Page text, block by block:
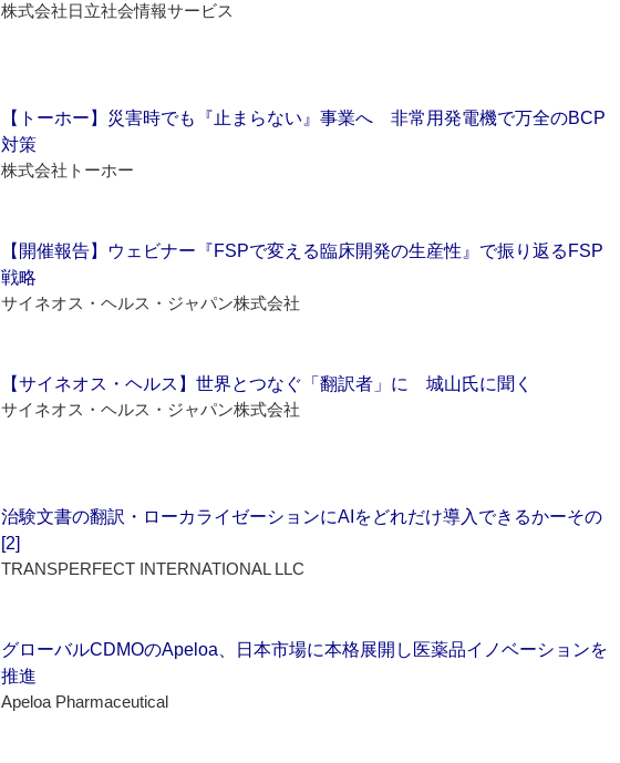
株式会社日立社会情報サービス
【トーホー】災害時でも『止まらない』事業へ 非常用発電機で万全のBCP
対策
株式会社トーホー
【開催報告】ウェビナー『FSPで変える臨床開発の生産性』で振り返るFSP
戦略
サイネオス・ヘルス・ジャパン株式会社
【サイネオス・ヘルス】世界とつなぐ「翻訳者」に 城山氏に聞く
サイネオス・ヘルス・ジャパン株式会社
治験文書の翻訳・ローカライゼーションにAIをどれだけ導入できるかーその
[2]
TRANSPERFECT INTERNATIONAL LLC
グローバルCDMOのApeloa、日本市場に本格展開し医薬品イノベーションを
推進
Apeloa Pharmaceutical